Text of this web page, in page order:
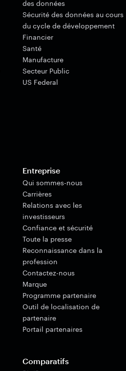
des données
Sécurité des données au cours
du cycle de développement
Financier
Santé
Manufacture
Secteur Public
US Federal
Entreprise
Qui sommes-nous
Carrières
Relations avec les
investisseurs
Confiance et sécurité
Toute la presse
Reconnaissance dans la
profession
Contactez-nous
Marque
Programme partenaire
Outil de localisation de
partenaire
Portail partenaires
Comparatifs